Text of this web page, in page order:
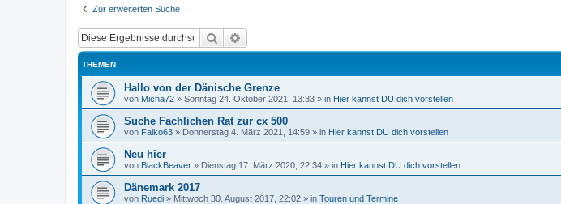
Zur erweiterten Suche
Suche
THEMEN
Hallo von der Dänische Grenze
von Micha72 » Sonntag 24. Oktober 2021, 13:33 » in Hier kannst DU dich vorstellen
Suche Fachlichen Rat zur cx 500
von Falko63 » Donnerstag 4. März 2021, 14:59 » in Hier kannst DU dich vorstellen
Neu hier
von BlackBeaver » Dienstag 17. März 2020, 22:34 » in Hier kannst DU dich vorstellen
Dänemark 2017
von Ruedi » Mittwoch 30. August 2017, 22:02 » in Touren und Termine